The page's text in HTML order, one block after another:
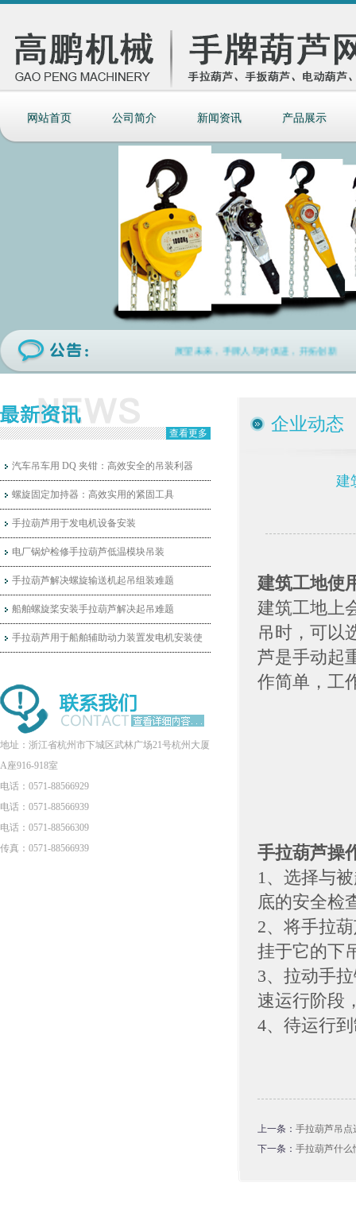
网站首页 公司简介 新闻资讯 产品展示
展望未来，手牌人与时俱进，开拓创新，
查看更多
汽车吊车用 DQ 夹钳：高效安全的吊装利器
螺旋固定加持器：高效实用的紧固工具
手拉葫芦用于发电机设备安装
电厂锅炉检修手拉葫芦低温模块吊装
手拉葫芦解决螺旋输送机起吊组装难题
船舶螺旋桨安装手拉葫芦解决起吊难题
手拉葫芦用于船舶辅助动力装置发电机安装使
地址：浙江省杭州市下城区武林广场21号杭州大厦
A座916-918室
电话：0571-88566929
电话：0571-88566939
电话：0571-88566309
传真：0571-88566939
企业动态
建
建筑工地使
建筑工地上
吊时，可以
芦是手动起
作简单，工
手拉葫芦操
1、选择与
底的安全检
2、将手拉
挂于它的下
3、拉动手
速运行阶段
4、待运行
上一条： 手拉葫芦吊点
下一条： 手拉葫芦什么